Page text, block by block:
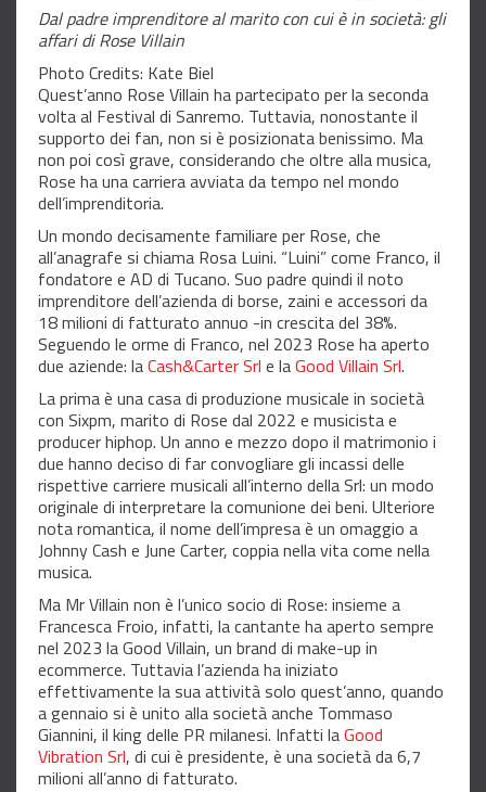
Dal padre imprenditore al marito con cui è in società: gli
affari di Rose Villain
Photo Credits: Kate Biel
Quest’anno Rose Villain ha partecipato per la seconda
volta al Festival di Sanremo. Tuttavia, nonostante il
supporto dei fan, non si è posizionata benissimo. Ma
non poi così grave, considerando che oltre alla musica,
Rose ha una carriera avviata da tempo nel mondo
dell’imprenditoria.
Un mondo decisamente familiare per Rose, che
all’anagrafe si chiama Rosa Luini. “Luini” come Franco, il
fondatore e AD di Tucano. Suo padre quindi il noto
imprenditore dell’azienda di borse, zaini e accessori da
18 milioni di fatturato annuo -in crescita del 38%.
Seguendo le orme di Franco, nel 2023 Rose ha aperto
due aziende: laCash&Carter Srl e laGood Villain Srl.
La prima è una casa di produzione musicale in società
con Sixpm, marito di Rose dal 2022 e musicista e
producer hiphop. Un anno e mezzo dopo il matrimonio i
due hanno deciso di far convogliare gli incassi delle
rispettive carriere musicali all’interno della Srl: un modo
originale di interpretare la comunione dei beni. Ulteriore
nota romantica, il nome dell’impresa è un omaggio a
Johnny Cash e June Carter, coppia nella vita come nella
musica.
Ma Mr Villain non è l’unico socio di Rose: insieme a
Francesca Froio, infatti, la cantante ha aperto sempre
nel 2023 la Good Villain, un brand di make-up in
ecommerce. Tuttavia l’azienda ha iniziato
effettivamente la sua attività solo quest’anno, quando
a gennaio si è unito alla società anche Tommaso
Giannini, il king delle PR milanesi. Infatti laGood
Vibration Srl, di cui è presidente, è una società da 6,7
milioni all’anno di fatturato.